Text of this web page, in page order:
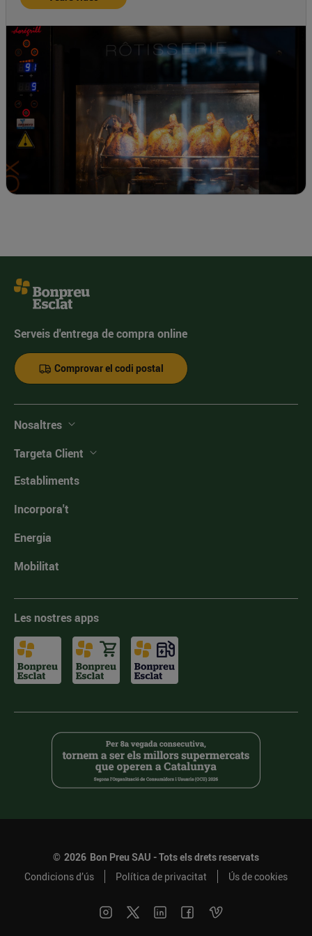
Serveis d'entrega de compra online
Comprovar el codi postal
Nosaltres
Targeta Client
Establiments
Incorpora't
Energia
Mobilitat
Les nostres apps
© 2026 Bon Preu SAU - Tots els drets reservats
Condicions d’ús
Política de privacitat Ús de cookies